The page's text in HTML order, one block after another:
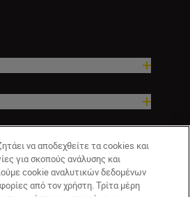
να αποδεχθείτε τα cookies και
για σκοπούς ανάλυσης και
cookie αναλυτικών δεδομένων
από τον χρήστη. Τρίτα μέρη